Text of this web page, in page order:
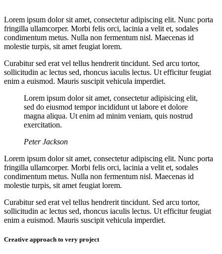
Lorem ipsum dolor sit amet, consectetur adipiscing elit. Nunc porta
fringilla ullamcorper. Morbi felis orci, lacinia a velit et, sodales
condimentum metus. Nulla non fermentum nisl. Maecenas id
molestie turpis, sit amet feugiat lorem.
Curabitur sed erat vel tellus hendrerit tincidunt. Sed arcu tortor,
sollicitudin ac lectus sed, rhoncus iaculis lectus. Ut efficitur feugiat
enim a euismod. Mauris suscipit vehicula imperdiet.
Lorem ipsum dolor sit amet, consectetur adipisicing elit,
sed do eiusmod tempor incididunt ut labore et dolore
magna aliqua. Ut enim ad minim veniam, quis nostrud
exercitation.
Peter Jackson
Lorem ipsum dolor sit amet, consectetur adipiscing elit. Nunc porta
fringilla ullamcorper. Morbi felis orci, lacinia a velit et, sodales
condimentum metus. Nulla non fermentum nisl. Maecenas id
molestie turpis, sit amet feugiat lorem.
Curabitur sed erat vel tellus hendrerit tincidunt. Sed arcu tortor,
sollicitudin ac lectus sed, rhoncus iaculis lectus. Ut efficitur feugiat
enim a euismod. Mauris suscipit vehicula imperdiet.
Creative approach to very project